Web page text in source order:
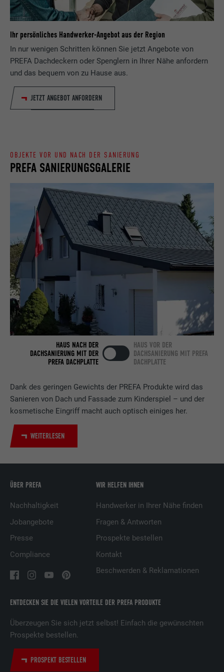
Ihr persönliches Handwerker-Angebot aus der Region
In nur wenigen Schritten können Sie jetzt Angebote von
PREFA Dachdeckern oder Spenglern in Ihrer Nähe anfordern
und das bequem von zu Hause aus.
JETZT ANGEBOT ANFORDERN
Dank des geringen Gewichts der PREFA Produkte wird das
Sanieren von Dach und Fassade zum Kinderspiel – und der
kosmetische Eingriff macht auch optisch einiges her.
WEITERLESEN
PREFA SANIERUNGSGALERIE
OBJEKTE VOR UND NACH DER SANIERUNG
HAUS NACH DER
DACHSANIERUNG MIT DER
PREFA DACHPLATTE
HAUS VOR DER
DACHSANIERUNG MIT PREFA
DACHPLATTE
ENTDECKEN SIE DIE VIELEN VORTEILE DER PREFA PRODUKTE
Überzeugen Sie sich jetzt selbst! Einfach die gewünschten
Prospekte bestellen.
PROSPEKT BESTELLEN
ÜBER PREFA
Nachhaltigkeit
Jobangebote
Presse
Compliance
WIR HELFEN IHNEN
Handwerker in Ihrer Nähe finden
Fragen & Antworten
Prospekte bestellen
Kontakt
Beschwerden & Reklamationen
Besucher die Website nutzt, zu generieren.
Name _gaexp
Anbieter Google Optimize
Laufzeit Sitzung
Zweck
Sprach version einer Webseite.
Name lang
Anbieter LinkedIn
Zweck
Eingestellt von LinkedIn, wenn eine
Webseite ein eingebettetes "Folgen Sie
Name bcookie
Anbieter LinkedIn
Laufzeit
Zweck
Verwendet vom Social-Networking-Dienst
LinkedIn für die Verfolgung der
Verwendung von eingebetteten
Dienstleistungen.
bscookie
Laufzeit 2 Jahre
Verwendet vom Social-Networking-Dienst
LinkedIn für die Verfolgung der
Dienstleistungen.
Name UserMatchHistory
Anbieter
Laufzeit
Zweck
mehreren Webseiten zu verfolgen, um
relevante Werbung basierend auf den
Name lidc
Anbieter LinkedIn